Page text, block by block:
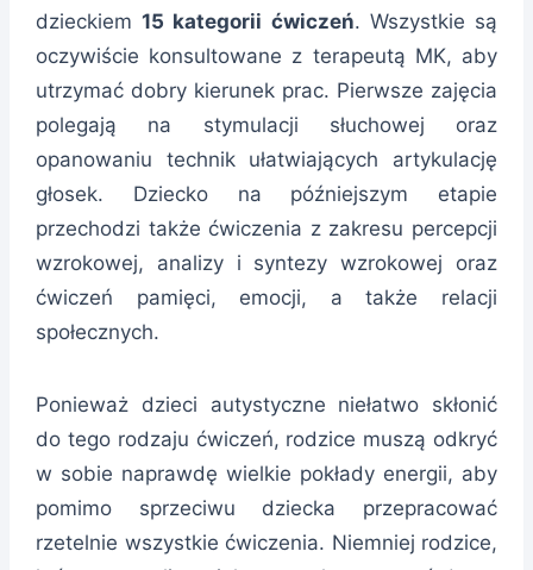
dzieckiem15 kategorii ćwiczeń. Wszystkie są
oczywiście konsultowane z terapeutą MK, aby
utrzymać dobry kierunek prac. Pierwsze zajęcia
polegają na stymulacji słuchowej oraz
opanowaniu technik ułatwiających artykulację
głosek. Dziecko na późniejszym etapie
przechodzi także ćwiczenia z zakresu percepcji
wzrokowej, analizy i syntezy wzrokowej oraz
ćwiczeń pamięci, emocji, a także relacji
społecznych.
Ponieważ dzieci autystyczne niełatwo skłonić
do tego rodzaju ćwiczeń, rodzice muszą odkryć
w sobie naprawdę wielkie pokłady energii, aby
pomimo sprzeciwu dziecka przepracować
rzetelnie wszystkie ćwiczenia. Niemniej rodzice,